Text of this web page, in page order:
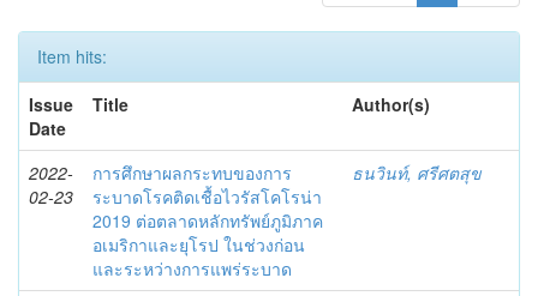
Item hits:
Issue
Date
Title Author(s)
2022-
02-23
การศึกษาผลกระทบของการ
ระบาดโรคติดเชื้อไวรัสโคโรน่า
2019 ต่อตลาดหลักทรัพย์ภูมิภาค
อเมริกาและยุโรป ในช่วงก่อน
และระหว่างการแพร่ระบาด
ธนวินท์, ศรีศตสุข